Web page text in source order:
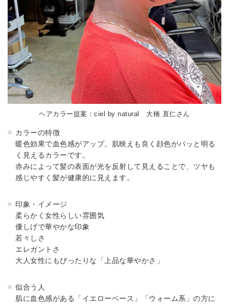
ヘアカラー提案：ciel by natural 大橋 直仁さん
カラーの特徴
暖色効果で血色感がアップ。肌映えも良く顔色がパッと明る
く見えるカラーです。
赤みによって髪の表面が光を反射して見えることで、ツヤも
感じやすく髪が健康的に見えます。
印象・イメージ
柔らかく女性らしい雰囲気
優しげで華やかな印象
若々しさ
エレガントさ
大人女性にもぴったりな「上品な華やかさ」
似合う人
肌に血色感がある「イエローベース」「ウォーム系」の方に